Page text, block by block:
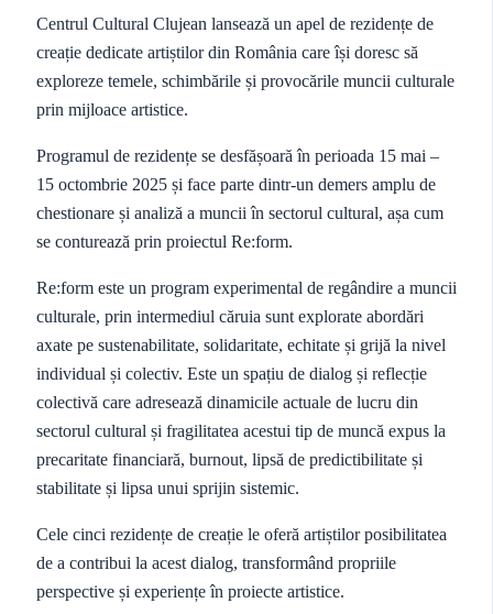
Centrul Cultural Clujean lansează un apel de rezidențe de
creație dedicate artiștilor din România care își doresc să
exploreze temele, schimbările și provocările muncii culturale
prin mijloace artistice.
Programul de rezidențe se desfășoară în perioada 15 mai –
15 octombrie 2025 și face parte dintr-un demers amplu de
chestionare și analiză a muncii în sectorul cultural, așa cum
se conturează prin proiectul Re:form.
Re:form este un program experimental de regândire a muncii
culturale, prin intermediul căruia sunt explorate abordări
axate pe sustenabilitate, solidaritate, echitate și grijă la nivel
individual și colectiv. Este un spațiu de dialog și reflecție
colectivă care adresează dinamicile actuale de lucru din
sectorul cultural și fragilitatea acestui tip de muncă expus la
precaritate financiară, burnout, lipsă de predictibilitate și
stabilitate și lipsa unui sprijin sistemic.
Cele cinci rezidențe de creație le oferă artiștilor posibilitatea
de a contribui la acest dialog, transformând propriile
perspective și experiențe în proiecte artistice.